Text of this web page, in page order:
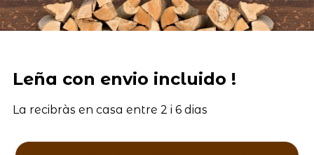
Leña con envio incluido !
La recibràs en casa entre 2 i 6 dias